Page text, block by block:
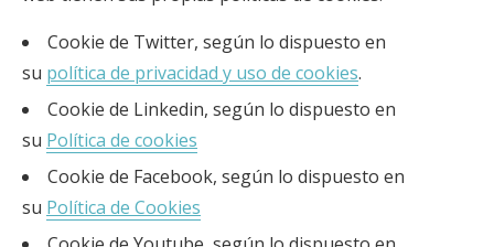
Cookie de Twitter, según lo dispuesto en
su política de privacidad y uso de cookies.
Cookie de Linkedin, según lo dispuesto en
su Política de cookies
Cookie de Facebook, según lo dispuesto en
su Política de Cookies